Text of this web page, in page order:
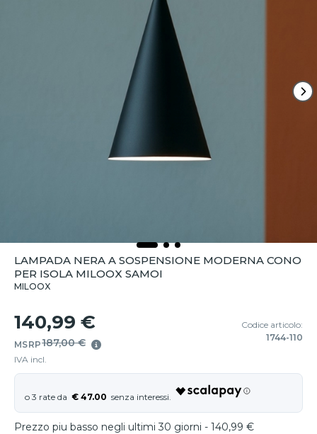
LAMPADA NERA A SOSPENSIONE MODERNA CONO
PER ISOLA MILOOX SAMOI
MILOOX
140,99 €
MSRP187,00 €
IVA incl.
Codice articolo:
1744-110
€ 47.00
Prezzo piu basso negli ultimi 30 giorni - 140,99 €